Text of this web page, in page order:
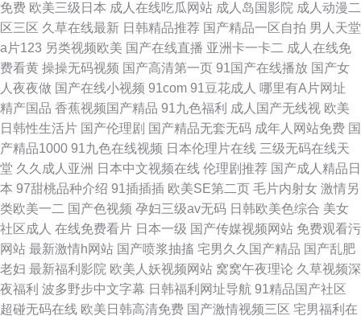
免费 欧美三级日本 成人在线吃瓜网站 成人岛国影院 成人动漫二
区三区 久草在线最新 日韩精品推荐 国产精品一区自拍 男人天堂
a片123 另类视频欧美 国产在线直播 亚洲卡一卡二 成人在线免
费看黄 操操无码视频 国产高清第一页 91国产在线播放 国产女
人夜夜做 国产在线小视频 91com 91豆花成人 哪里有A片网址
精产国品 香蕉视频国产精品 91九色福利 成人国产无线视 欧美
日韩性生活片 国产伦理剧 国产精品无套无码 成年人网站免费 国
产精品1000 91九色在线视频 日本伦理片在线 三级无码在线天
堂 久久成人亚洲 日本中文视频在线 伦理剧推荐 国产成人精品日
本 97甜桃品种介绍 91插插插 欧美SE第二页 毛片内射女 激情另
类欧美一二 国产色视频 孕妇三级av无码 日韩欧美色综合 美女
社区成人 在线免费看片 日本一级 国产传媒视频网站 免费观看污
网站 最新激情h网站 国产喷浆抽搐 宅男久久国产精品 国产乱肥
老妇 最新福利影院 欧美人妖视频网站 窝窝午夜理论 久草视频深
夜福利 波多野步中文字幕 日韩福利网址导航 91精品国产社区
超碰无码在线 欧美日韩高清免费 国产激情视频三区 宅男福利在